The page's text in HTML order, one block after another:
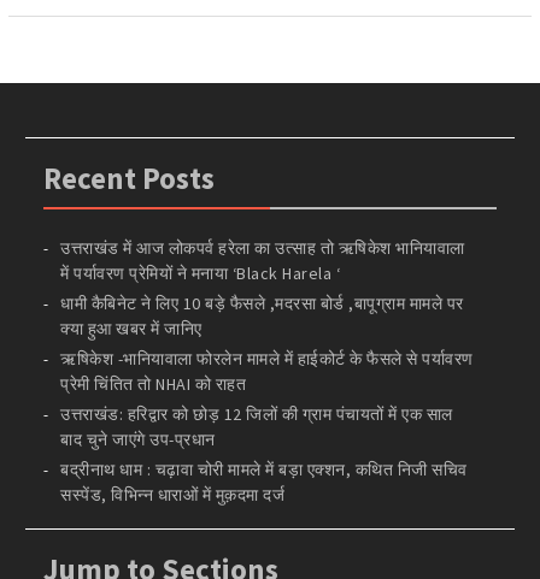
Recent Posts
उत्तराखंड में आज लोकपर्व हरेला का उत्साह तो ऋषिकेश भानियावाला
में पर्यावरण प्रेमियों ने मनाया ‘Black Harela ‘
धामी कैबिनेट ने लिए 10 बड़े फैसले ,मदरसा बोर्ड ,बापूग्राम मामले पर
क्या हुआ खबर में जानिए
ऋषिकेश -भानियावाला फोरलेन मामले में हाईकोर्ट के फैसले से पर्यावरण
प्रेमी चिंतित तो NHAI को राहत
उत्तराखंड: हरिद्वार को छोड़ 12 जिलों की ग्राम पंचायतों में एक साल
बाद चुने जाएंगे उप-प्रधान
बद्रीनाथ धाम : चढ़ावा चोरी मामले में बड़ा एक्शन, कथित निजी सचिव
सस्पेंड, विभिन्न धाराओं में मुक़दमा दर्ज
Jump to Sections